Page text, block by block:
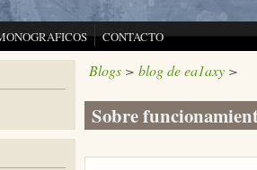
CONTACTO
Blogs> blog de ea1axy>
Sobre